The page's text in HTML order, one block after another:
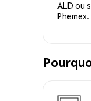
ALD ou